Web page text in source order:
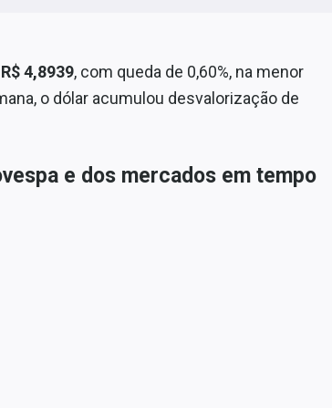
R$ 4,8939, com queda de 0,60%, na menor
o dólar acumulou desvalorização de
e dos mercados em tempo